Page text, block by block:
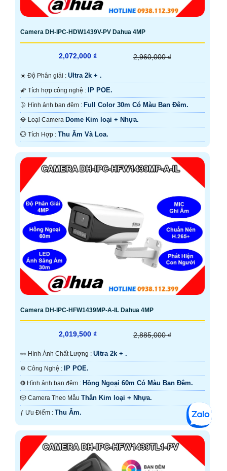
Camera DH-IPC-HDW1439V-PV Dahua 4MP
2,072,000 ₫ 2,960,000 ₫
☀️ Độ Phân giải : Ultra 2k + .
🌠 Tích hợp công nghệ : IP POE.
🌛 Hình ảnh ban đêm : Full Color 30m Có Màu Ban Ðêm.
💎 Loại Camera Dome Kim loại + Nhựa.
️💮 Tích Hợp : Thu Âm Và Loa.
Camera DH-IPC-HFW1439MP-A-IL Dahua 4MP
2,019,500 ₫ 2,885,000 ₫
️👀 Hình Ành Chất Lượng : Ultra 2k + .
⚙ Công Nghệ : IP POE.
❂ Hình ảnh ban đêm : Hồng Ngoại 60m Có Màu Ban Ðêm.
🎲 Camera Theo Mẫu Thân Kim loại + Nhựa.
️ƒ Ưu Điểm : Thu Âm.